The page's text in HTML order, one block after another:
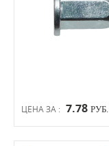
ЦЕНА ЗА : 7.78 РУБ.